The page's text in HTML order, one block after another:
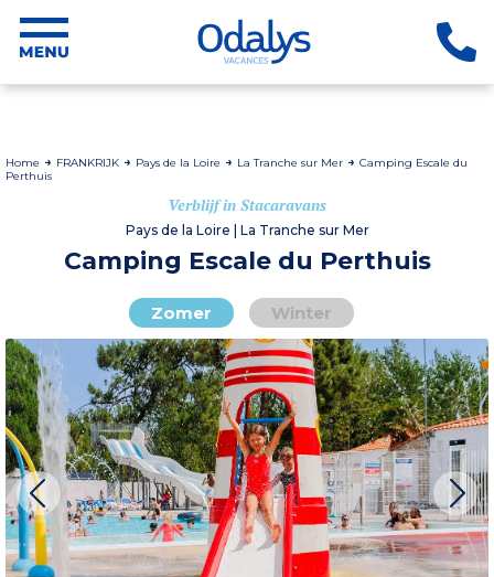
Home FRANKRIJK Pays de la Loire La Tranche sur Mer
Camping Escale du
Perthuis
Verblijf in Stacaravans
Pays de la Loire | La Tranche sur Mer
Camping Escale du Perthuis
Zomer Winter